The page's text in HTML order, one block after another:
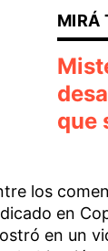
que
los
en
en un